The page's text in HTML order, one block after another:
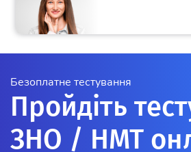
Безоплатне тестування
Пройдіть
ЗНО / НМТ